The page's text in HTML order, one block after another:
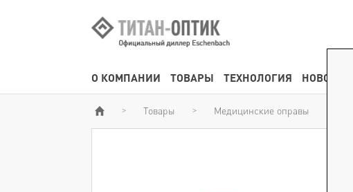
О КОМПАНИИ ТОВАРЫ ТЕХНОЛОГИЯ НОВОСТИ
> Товары > Медицинские оправы